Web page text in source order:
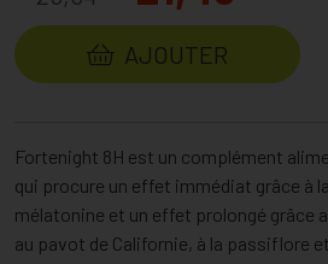
AJOUTER
Fortenight 8H est un complément
qui procure un effet immédiat grâce à
mélatonine et un effet prolongé grâce
au pavot de Californie, à la passiflore